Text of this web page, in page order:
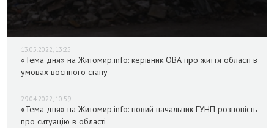
13.05.2022, 13:25
«Тема дня» на Житомир.info: керівник ОВА про життя області в
умовах воєнного стану
29.04.2022, 10:59
«Тема дня» на Житомир.info: новий начальник ГУНП розповість
про ситуацію в області